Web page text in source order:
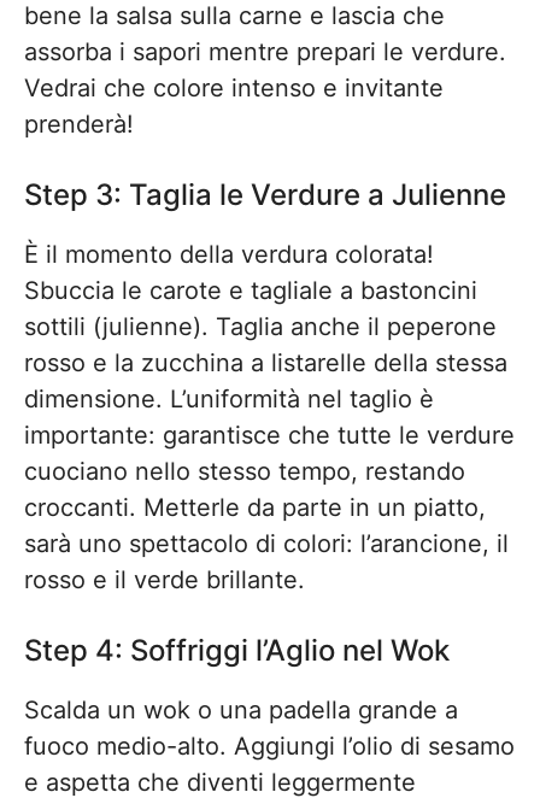
bene la salsa sulla carne e lascia che
assorba i sapori mentre prepari le verdure.
Vedrai che colore intenso e invitante
prenderà!
Step 3: Taglia le Verdure a Julienne
È il momento della verdura colorata!
Sbuccia le carote e tagliale a bastoncini
sottili (julienne). Taglia anche il peperone
rosso e la zucchina a listarelle della stessa
dimensione. L’uniformità nel taglio è
importante: garantisce che tutte le verdure
cuociano nello stesso tempo, restando
croccanti. Metterle da parte in un piatto,
sarà uno spettacolo di colori: l’arancione, il
rosso e il verde brillante.
Step 4: Soffriggi l’Aglio nel Wok
Scalda un wok o una padella grande a
fuoco medio-alto. Aggiungi l’olio di sesamo
e aspetta che diventi leggermente